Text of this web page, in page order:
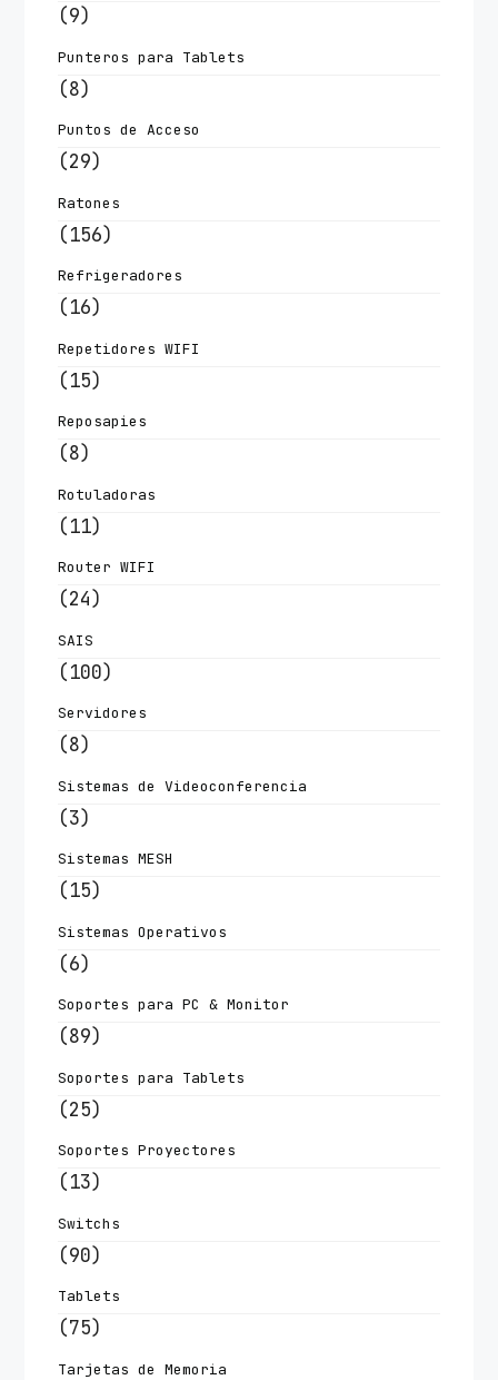
(9)
Punteros para Tablets
(8)
Puntos de Acceso
(29)
Ratones
(156)
Refrigeradores
(16)
Repetidores WIFI
(15)
Reposapies
(8)
Rotuladoras
(11)
Router WIFI
(24)
SAIS
(100)
Servidores
(8)
Sistemas de Videoconferencia
(3)
Sistemas MESH
(15)
Sistemas Operativos
(6)
Soportes para PC & Monitor
(89)
Soportes para Tablets
(25)
Soportes Proyectores
(13)
Switchs
(90)
Tablets
(75)
Tarjetas de Memoria